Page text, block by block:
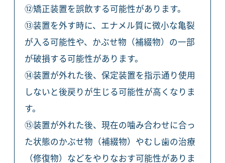
⑫矯正装置を誤飲する可能性があります。
⑬装置を外す時に、エナメル質に微小な亀裂
が入る可能性や、かぶせ物（補綴物）の一部
が破損する可能性があります。
⑭装置が外れた後、保定装置を指示通り使用
しないと後戻りが生じる可能性が高くなりま
す。
⑮装置が外れた後、現在の噛み合わせに合っ
た状態のかぶせ物（補綴物）やむし歯の治療
（修復物）などをやりなおす可能性がありま